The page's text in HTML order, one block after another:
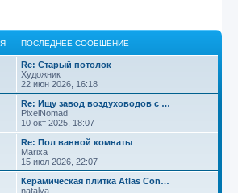
ПОСЛЕДНЕЕ СООБЩЕНИЕ
П
о
с
л
е
д
н
е
е
с
о
о
б
щ
Re: Старый потолок
Художник
22 июн 2026, 16:18
П
о
с
л
е
д
н
е
е
с
Re: Ищу завод воздуховодов с …
PixelNomad
10 окт 2025, 18:07
П
о
с
л
е
д
Re: Пол ванной комнаты
Marixa
15 июл 2026, 22:07
П
о
Керамическая плитка Atlas Con…
natalya